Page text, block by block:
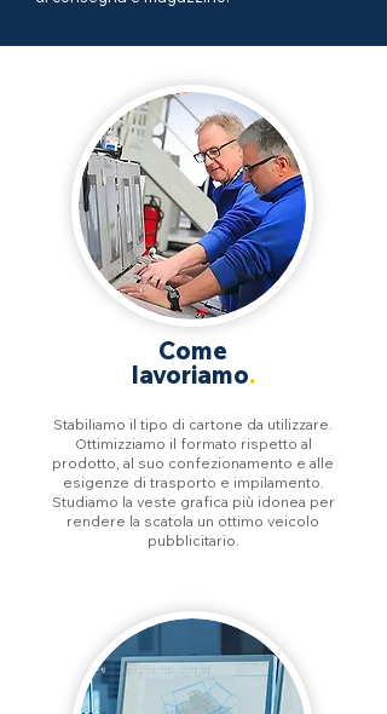
Come
lavoriamo.
Stabiliamo il tipo di cartone da utilizzare.
Ottimizziamo il formato rispetto al
prodotto, al suo confezionamento e alle
esigenze di trasporto e impilamento.
Studiamo la veste grafica più idonea per
rendere la scatola un ottimo veicolo
pubblicitario.